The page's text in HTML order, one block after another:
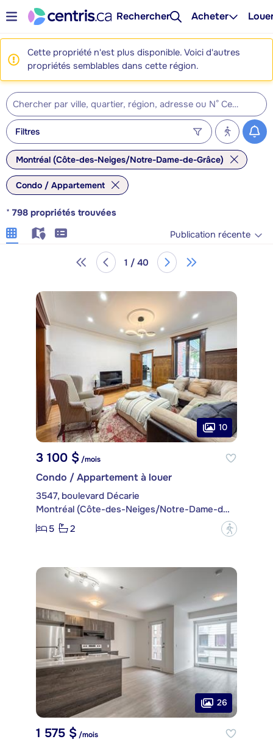
Rechercher Acheter
Cette propriété n'est plus disponible. Voici d'autres
propriétés semblables dans cette région.
Filtres
Montréal (Côte-des-Neiges/Notre-Dame-de-Grâce)
Condo / Appartement
* 798 propriétés trouvées
Publication récente
1 / 40
10
3 100 $ /mois
Condo / Appartement à louer
3547, boulevard Décarie
Montréal (Côte-des-Neiges/Notre-Dame-de-Grâce)
5
2 ?
26
1 575 $/mois